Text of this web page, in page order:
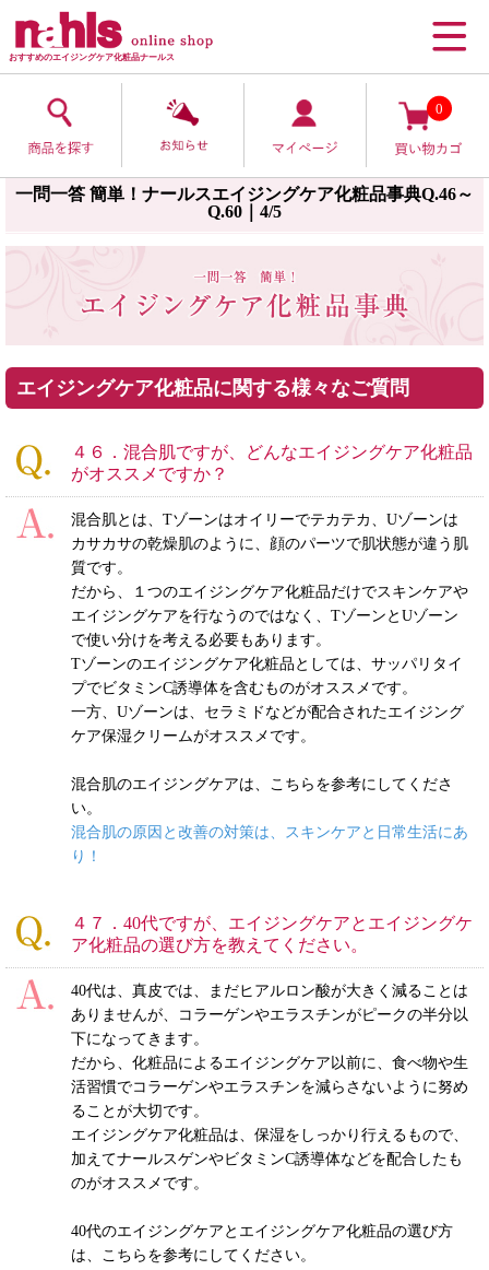
おすすめのエイジングケア化粧品ナールス
0
一問一答 簡単！ナールスエイジングケア化粧品事典Q.46～
Q.60｜4/5
エイジングケア化粧品に関する様々なご質問
４６．混合肌ですが、どんなエイジングケア化粧品
がオススメですか？
混合肌とは、Tゾーンはオイリーでテカテカ、Uゾーンは
カサカサの乾燥肌のように、顔のパーツで肌状態が違う肌
質です。
だから、１つのエイジングケア化粧品だけでスキンケアや
エイジングケアを行なうのではなく、TゾーンとUゾーン
で使い分けを考える必要もあります。
Tゾーンのエイジングケア化粧品としては、サッパリタイ
プでビタミンC誘導体を含むものがオススメです。
一方、Uゾーンは、セラミドなどが配合されたエイジング
ケア保湿クリームがオススメです。
混合肌のエイジングケアは、こちらを参考にしてくださ
い。
混合肌の原因と改善の対策は、スキンケアと日常生活にあ
り！
４７．40代ですが、エイジングケアとエイジングケ
ア化粧品の選び方を教えてください。
40代は、真皮では、まだヒアルロン酸が大きく減ることは
ありませんが、コラーゲンやエラスチンがピークの半分以
下になってきます。
だから、化粧品によるエイジングケア以前に、食べ物や生
活習慣でコラーゲンやエラスチンを減らさないように努め
ることが大切です。
エイジングケア化粧品は、保湿をしっかり行えるもので、
加えてナールスゲンやビタミンC誘導体などを配合したも
のがオススメです。
40代のエイジングケアとエイジングケア化粧品の選び方
は、こちらを参考にしてください。